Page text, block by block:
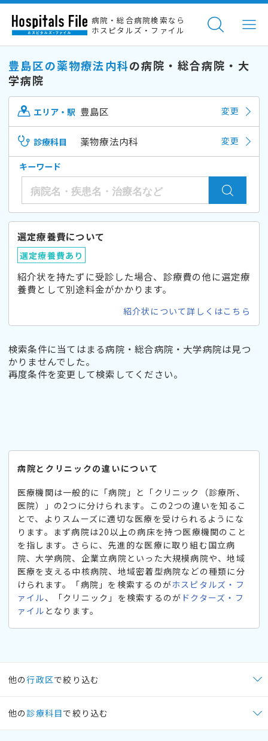
病院・総合病院検索なら
ホスピタルズ・ファイル
豊島区の薬物療法内科の病院・総合病院・大
学病院
エリア・駅 豊島区 変更
診療科目 薬物療法内科 変更
キーワード
選定療養費について
選定療養費あり
紹介状を持たずに受診した場合、診療費の他に選定療
養費として別途料金がかかります。
紹介状について詳しくはこちら
検索条件に当てはまる病院・総合病院・大学病院は見つ
かりませんでした。
再度条件を変更して検索してください。
病院とクリニックの違いについて
医療機関は一般的に「病院」と「クリニック（診療所、
医院）」の2つに分けられます。この2つの違いを知るこ
とで、よりスムーズに適切な医療を受けられるようにな
ります。まず病院は20以上の病床を持つ医療機関のこと
を指します。さらに、先進的な医療に取り組む国立病
院、大学病院、企業立病院といった大規模病院や、地域
医療を支える中核病院、地域密着型病院などの種類に分
けられます。「病院」を検索するのがホスピタルズ・フ
ァイル、「クリニック」を検索するのが ドクターズ・フ
ァイル となります。
他の行政区で絞り込む
他の 診療科目で絞り込む